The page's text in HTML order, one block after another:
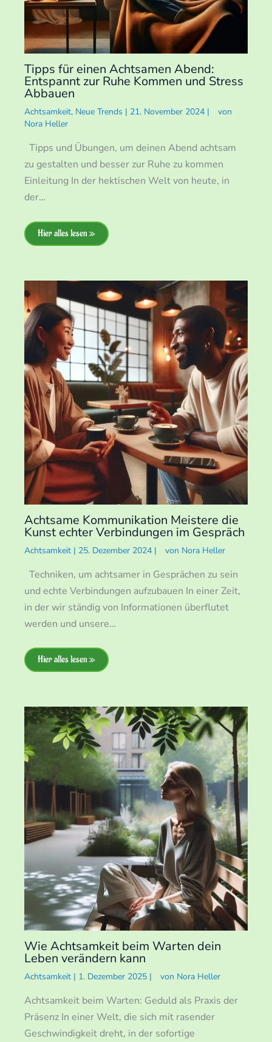
Tipps für einen Achtsamen Abend:
Entspannt zur Ruhe Kommen und Stress
Abbauen
Achtsamkeit, Neue Trends | 21. November 2024 |
von
Nora Heller
Tipps und Übungen, um deinen Abend achtsam
zu gestalten und besser zur Ruhe zu kommen
Einleitung In der hektischen Welt von heute, in
der…
Hier alles lesen »
Achtsame Kommunikation Meistere die
Kunst echter Verbindungen im Gespräch
Achtsamkeit | 25. Dezember 2024 | von Nora Heller
Techniken, um achtsamer in Gesprächen zu sein
und echte Verbindungen aufzubauen In einer Zeit,
in der wir ständig von Informationen überflutet
werden und unsere…
Hier alles lesen »
Wie Achtsamkeit beim Warten dein
Leben verändern kann
Achtsamkeit | 1. Dezember 2025 | von Nora Heller
Achtsamkeit beim Warten: Geduld als Praxis der
Präsenz In einer Welt, die sich mit rasender
Geschwindigkeit dreht, in der sofortige